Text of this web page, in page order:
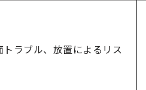
ラブル、放置によるリス